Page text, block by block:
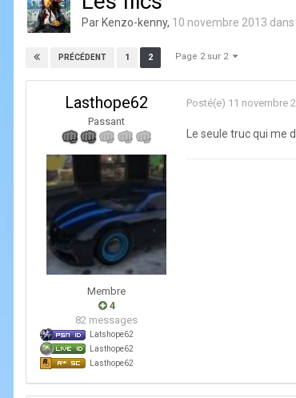
Par Kenzo-kenny, 10 novembre 2013 dans
PRÉCÉDENT 1 2 Page 2 sur 2
Lasthope62
Passant
Membre
4
82 messages
Latshope62
Lasthope62
Lasthope62
Posté(e) 11 novembre
Le seule truc qui me